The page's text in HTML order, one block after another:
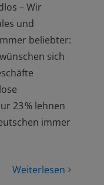
– Wir
und
beliebter:
sich
23 % lehnen
immer
Weiterlesen